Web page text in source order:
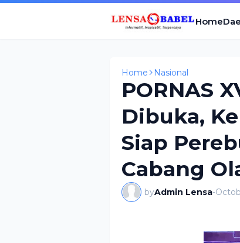
Home
Home Nasional
PORNAS
Dibuka,
Siap
Cabang
byAdmin Lensa-